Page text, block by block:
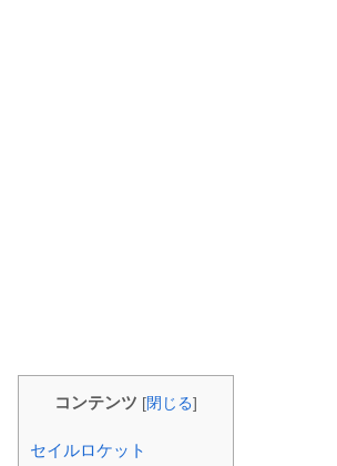
コンテンツ [閉じる]
セイルロケット